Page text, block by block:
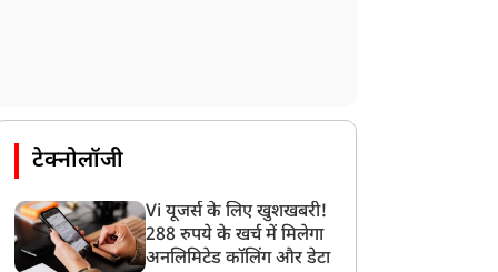
टेक्नोलॉजी
Vi यूजर्स के लिए खुशखबरी!
288 रुपये के खर्च में मिलेगा
अनलिमिटेड कॉलिंग और डेटा